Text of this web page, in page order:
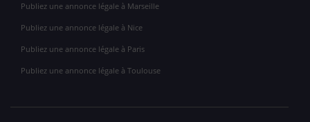
Publiez une annonce légale à Marseille
Publiez une annonce légale à Nice
Publiez une annonce légale à Paris
Publiez une annonce légale à Toulouse